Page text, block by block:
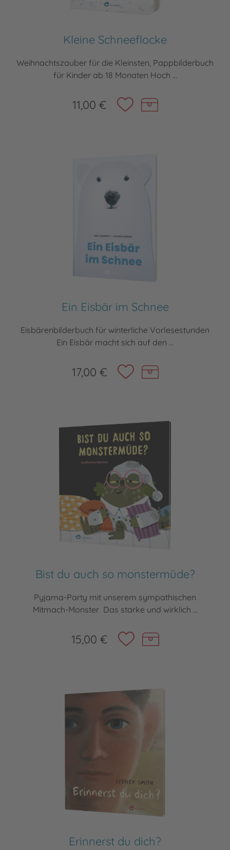
Kleine Schneeflocke
Weihnachtszauber für die Kleinsten, Pappbilderbuch
für Kinder ab 18 Monaten Hoch ...
11,00 €
Ein Eisbär im Schnee
Eisbärenbilderbuch für winterliche Vorlesestunden
Ein Eisbär macht sich auf den ...
17,00 €
Bist du auch so monstermüde?
Pyjama-Party mit unserem sympathischen
Mitmach-Monster Das starke und wirklich ...
15,00 €
Erinnerst du dich?